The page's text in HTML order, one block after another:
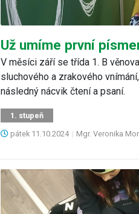
Už umíme první
V měsíci září se třída 1. B
sluchového a zrakového
následný nácvik čtení a psaní.
1. stupeň
pátek 11.10.2024 | Mgr. Veronika